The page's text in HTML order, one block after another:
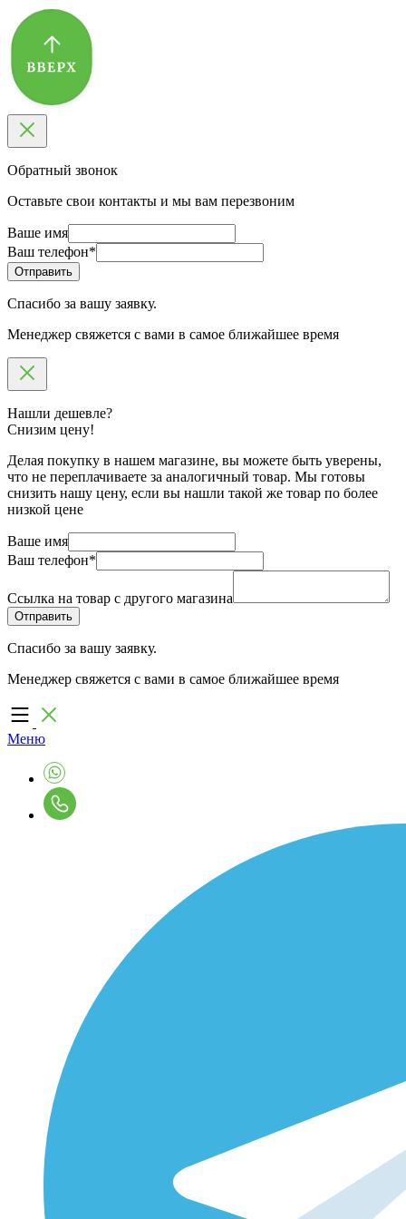
Обратный звонок
Оставьте свои контакты и мы вам перезвоним
Ваше имя
Ваш телефон*
Спасибо за вашу заявку.
Менеджер свяжется с вами в самое ближайшее время
Нашли дешевле?
Снизим цену!
Делая покупку в нашем магазине, вы можете быть уверены,
что не переплачиваете за аналогичный товар. Мы готовы
снизить нашу цену, если вы нашли такой же товар по более
низкой цене
Ваше имя
Ваш телефон*
Ссылка на товар с другого магазина
Спасибо за вашу заявку.
Менеджер свяжется с вами в самое ближайшее время
Меню